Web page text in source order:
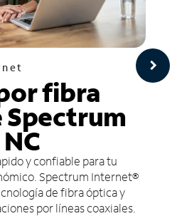
fibra
y confiable para tu
Spectrum Internet®
de fibra óptica y
por líneas coaxiales.